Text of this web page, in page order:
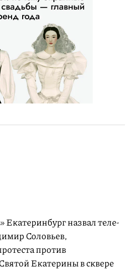
Екатеринбург назвал теле-
Соловьев,
против
Екатерины в сквере